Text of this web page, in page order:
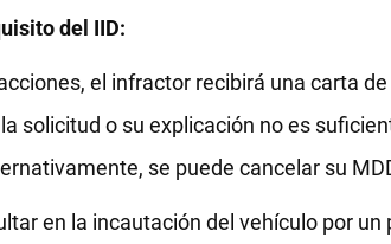
del IID:
el infractor recibirá una carta
solicitud o su explicación no es
se puede cancelar su
en la incautación del vehículo por